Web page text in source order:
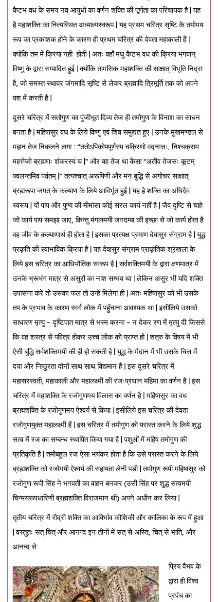
कैटभ वध के समय नव आयुधों का वर्णन शक्ति की पूर्णता का परिचायक है | यह
है महाशक्ति का नित्यस्थित अध्यात्मस्वरूप | यह प्रथम चरित्र सृष्टि के तमोमय
रूप का प्रकाशक होने के कारण ही प्रथम चरित्र की देवता महाकाली हैं |
क्योंकि तम में क्रिया नही होती | अतः वहाँ मधु कैटभ वध की क्रिया भगवान्
विष्णु के द्वारा सम्पादित हुई | क्योंकि तामसिक महाशक्ति की साक्षात् विभूति निद्रा
है, जो समस्त स्थावर जंगमादि सृष्टि से लेकर ब्रह्मादि त्रिमूर्ति तक को अपने
वश में करती है |
दूसरे चरित्र में सतोगुण का पुंजीभूत दिव्य तेज ही तमोगुण के विनाश का साधन
बनता है | महिषासुर वध के लिये विष्णु एवं शिव समुद्यत हुए | उनके मुखमण्डल से
महान तेज निकलने लगा : “ततोऽपिकोपपूर्णस्य चक्रिणो वद्नात्तः, निश्चक्राम
महत्तेजो ब्रह्मणः शंकरस्य च |” और वह तेज था कैसा “अतीव तेजसः कूटम्
ज्वलन्तमिव पर्वतम् |” तत्पश्चात् अरूपिणी और मन बुद्धि से अगोचर साक्षात्
ब्रह्मरूपा जगत् के कल्याण के लिये आविर्भूत हुईं | यह है शक्ति का अधिदैव
स्वरूप | यों पाप और पुण्य की मीमांसा कोई सरल कार्य नहीं है | जैव दृष्टि से चाहे
जो कार्य पाप समझा जाए, किन्तु मंगलमयी जगदम्बा की इच्छा से जो कार्य होता है
वह जीव के कल्याणार्थ ही होता है | इसका प्रत्यक्ष प्रमाण देवासुर संग्राम है | युद्ध
प्रकृति की स्वाभाविक क्रिया है | यह देवासुर संग्राम प्राकृतिक श्रृंखला के
लिये इस चरित्र का आधिभौतिक स्वरूप है | सर्वशक्तिमयी के द्वारा क्षणमात्र में
उनके भ्रूभंग मात्र से असुरों का नाश सम्भव था | लेकिन असुर भी यदि शक्ति
उपासना करें तो उसका फल तो उन्हें मिलेगा ही | अतः महिषासुर को भी उसके
तप के प्रभाव के कारण स्वर्ग लोक में पहुँचाना आवश्यक था | इसीलिये उसको
साधारण मृत्यु – दृष्टिपात मात्र से भस्म करना – न देकर रण में मृत्यु दी जिससे
कि वह शस्त्र से पवित्र होकर उच्च लोक को प्राप्त हो | शत्रु के विषय में भी
ऐसी बुद्धि सर्वशक्तिमयी की ही हो सकती है | युद्ध के मैदान में भी उसके चित्त में
दया और निष्ठुरता दोनों साथ साथ विद्यमान हैं | इस दूसरे चरित्र में
महासरस्वती, महाकाली और महालक्ष्मी की रजःप्रधान महिमा का वर्णन है | इस
चरित्र में महाशक्ति के रजोगुणमय विलास का वर्णन है | महिषासुर का वध
ब्रह्मशक्ति के रजोगुणमय ऐश्वर्य से किया | इसीलिये इस चरित्र की देवता
रजोगुणयुक्त महालक्ष्मी हैं | इस चरित्र में तमोगुण को परास्त करने के लिये शुद्ध
सत्व में रज का सम्बन्ध स्थापित किया गया है | पशुओं में महिष तमोगुण की
प्रतिकृति है | तमोबहुल रज ऐसा भयंकर होता है कि उसे परास्त करने के लिये
ब्रह्मशक्ति को रजोमयी ऐश्वर्य की सहायता लेनी पड़ी | तमोगुण रूपी महिषासुर को
रजोगुण रूपी सिंह ने भगवती का वाहन बनकर (उसी सिंह पर शुद्ध सत्वमयी
चिन्मयरूपधारिणी ब्रह्मशक्ति विराजमान थीं) अपने अधीन कर लिया |
तृतीय चरित्र में रौद्री शक्ति का आविर्भाव कौशिकी और कालिका के रूप में हुआ
| वस्तुतः सत् चित् और आनन्द इन तीनों में सत् से अस्ति, चित् से भाति, और
आनन्द से
प्रिय वैभव के
द्वारा ही विश्व
प्रपंच का